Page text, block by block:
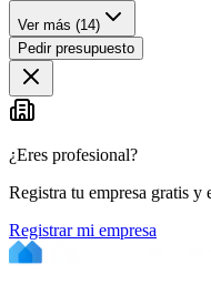
Ver más (14)
Pedir presupuesto
¿Eres profesional?
Registra tu empresa gratis y
Registrar mi empresa